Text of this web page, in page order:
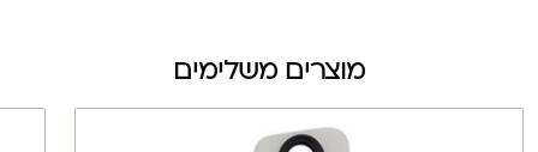
מוצרים משלימים